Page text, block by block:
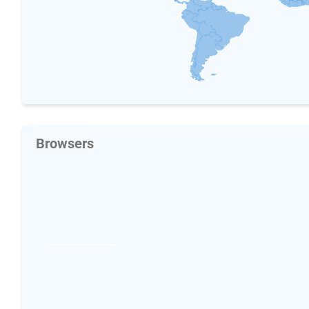
Browsers